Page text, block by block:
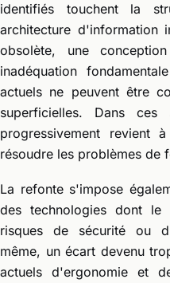
identifiés touchent la
architecture d'information
obsolète, une
inadéquation
actuels ne peuvent être
superficielles. Dans ces
progressivement revient
résoudre les problèmes de
La refonte s'impose
des technologies dont
risques de sécurité ou
même, un écart devenu
actuels d'ergonomie et